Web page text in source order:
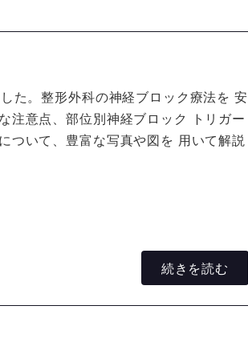
た。整形外科の神経ブロック療法を 安
注意点、部位別神経ブロック トリガー
ついて、豊富な写真や図を 用いて解説
続きを読む